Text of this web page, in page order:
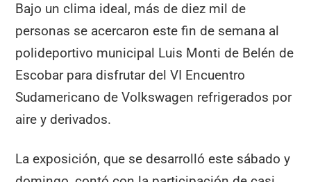
Bajo un clima ideal, más de diez mil de
personas se acercaron este fin de semana al
polideportivo municipal Luis Monti de Belén de
Escobar para disfrutar del VI Encuentro
Sudamericano de Volkswagen refrigerados por
aire y derivados.
La exposición, que se desarrolló este sábado y